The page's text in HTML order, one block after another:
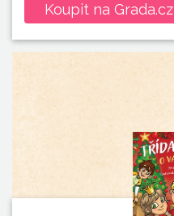
Koupit na Grada.cz